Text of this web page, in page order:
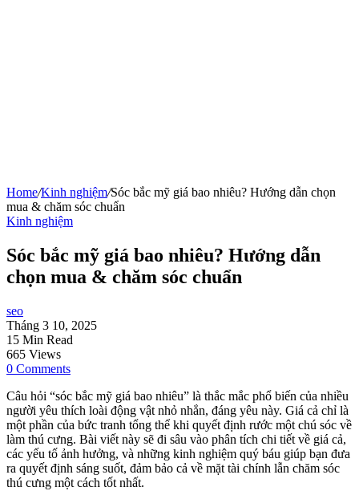
Home/Kinh nghiệm/Sóc bắc mỹ giá bao nhiêu? Hướng dẫn chọn
mua & chăm sóc chuẩn
Kinh nghiệm
Sóc bắc mỹ giá bao nhiêu? Hướng dẫn
chọn mua & chăm sóc chuẩn
seo
Tháng 3 10, 2025
15 Min Read
665 Views
0 Comments
Câu hỏi “sóc bắc mỹ giá bao nhiêu” là thắc mắc phổ biến của nhiều
người yêu thích loài động vật nhỏ nhắn, đáng yêu này. Giá cả chỉ là
một phần của bức tranh tổng thể khi quyết định rước một chú sóc về
làm thú cưng. Bài viết này sẽ đi sâu vào phân tích chi tiết về giá cả,
các yếu tố ảnh hưởng, và những kinh nghiệm quý báu giúp bạn đưa
ra quyết định sáng suốt, đảm bảo cả về mặt tài chính lẫn chăm sóc
thú cưng một cách tốt nhất.